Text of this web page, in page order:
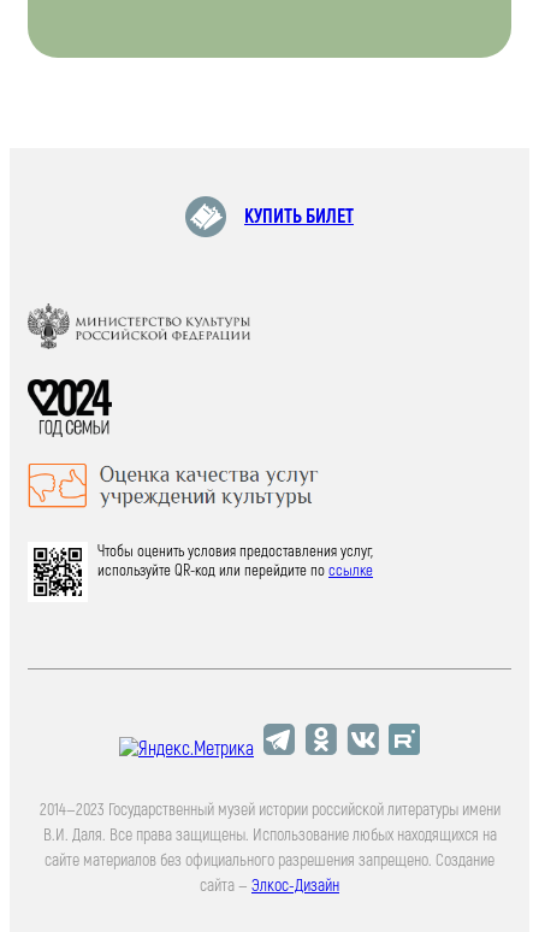
КУПИТЬ БИЛЕТ
Чтобы оценить условия предоставления услуг,
используйте QR-код или перейдите поссылке
2014—2023 Государственный музей истории российской литературы имени
В.И. Даля. Все права защищены. Использование любых находящихся на
сайте материалов без официального разрешения запрещено. Создание
сайта — Элкос-Дизайн